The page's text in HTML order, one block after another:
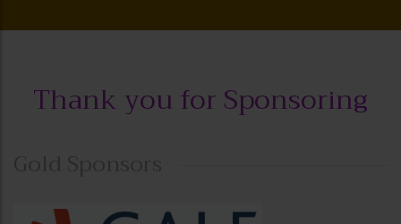
Thank you for Sponsoring